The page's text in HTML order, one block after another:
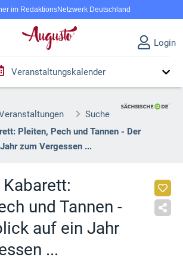
im RedaktionsNetzwerk Deutschland
Login
Veranstaltungskalender
Suche
Pleiten, Pech und Tannen - Der
zum Vergessen ...
und Tannen -
auf ein Jahr
...